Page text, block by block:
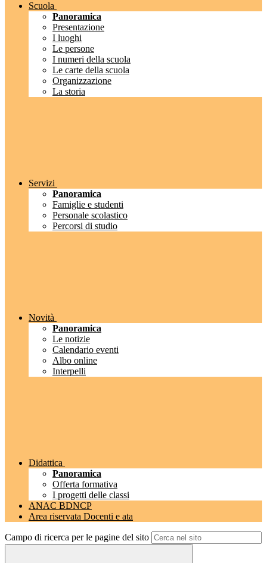
Scuola
Panoramica
Presentazione
I luoghi
Le persone
I numeri della scuola
Le carte della scuola
Organizzazione
La storia
Servizi
Panoramica
Famiglie e studenti
Personale scolastico
Percorsi di studio
Novità
Panoramica
Le notizie
Calendario eventi
Albo online
Interpelli
Didattica
Panoramica
Offerta formativa
I progetti delle classi
ANAC BDNCP
Area riservata Docenti e ata
Campo di ricerca per le pagine del sito